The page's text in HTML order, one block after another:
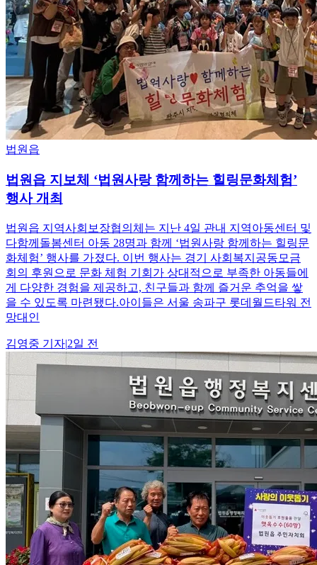
법원읍
법원읍 지보체 ‘법원사랑 함께하는 힐링문화체험’
행사 개최
법원읍 지역사회보장협의체는 지난 4일 관내 지역아동센터 및
다함께돌봄센터 아동 28명과 함께 ‘법원사랑 함께하는 힐링문
화체험’ 행사를 가졌다. 이번 행사는 경기 사회복지공동모금
회의 후원으로 문화 체험 기회가 상대적으로 부족한 아동들에
게 다양한 경험을 제공하고, 친구들과 함께 즐거운 추억을 쌓
을 수 있도록 마련됐다.아이들은 서울 송파구 롯데월드타워 전
망대인
김영중 기자|2일 전